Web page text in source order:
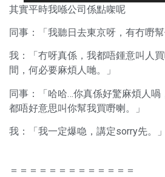
其實平時我喺公司係點㗎呢
同事：「我聽日去東京呀，有冇嘢
我：「冇呀真係，我都唔鍾意叫人
間，何必要麻煩人哋。」
同事：「哈哈…你真係好驚麻煩人喎
都唔好意思叫你幫我買嘢喇。」
我：「我一定爆喼，講定sorry先。」
＝＝＝＝＝＝＝＝＝＝＝＝＝